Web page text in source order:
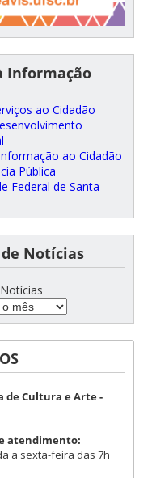
Informação
ao Cidadão
ao Cidadão
Pública
Federal de Santa
Notícias
de Cultura e Arte -
atendimento:
a sexta-feira das 7h